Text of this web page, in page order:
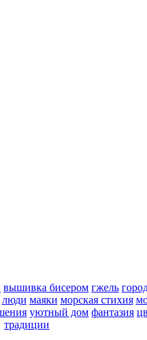
вышивка бисером гжель
люди маяки морская стихия
уютный дом фантазия
традиции